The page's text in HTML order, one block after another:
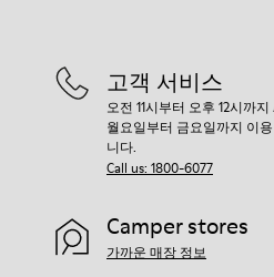
고객 서비스
오전 11시부터 오후 12시까
월요일부터 금요일까지 이
니다.
Call us: 1800-6077
Camper stores
가까운 매장 정보